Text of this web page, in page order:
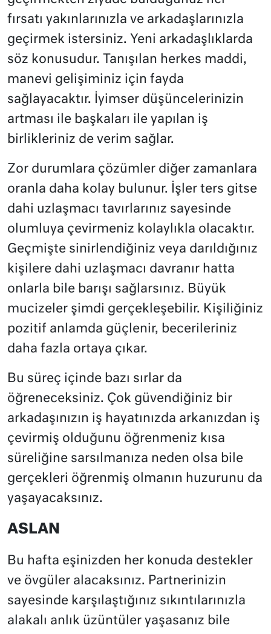
fırsatı yakınlarınızla ve arkadaşlarınızla
geçirmek istersiniz. Yeni arkadaşlıklarda
söz konusudur. Tanışılan herkes maddi,
manevi gelişiminiz için fayda
sağlayacaktır. İyimser düşüncelerinizin
artması ile başkaları ile yapılan iş
birlikleriniz de verim sağlar.
Zor durumlara çözümler diğer zamanlara
oranla daha kolay bulunur. İşler ters gitse
dahi uzlaşmacı tavırlarınız sayesinde
olumluya çevirmeniz kolaylıkla olacaktır.
Geçmişte sinirlendiğiniz veya darıldığınız
kişilere dahi uzlaşmacı davranır hatta
onlarla bile barışı sağlarsınız. Büyük
mucizeler şimdi gerçekleşebilir. Kişiliğiniz
pozitif anlamda güçlenir, becerileriniz
daha fazla ortaya çıkar.
Bu süreç içinde bazı sırlar da
öğreneceksiniz. Çok güvendiğiniz bir
arkadaşınızın iş hayatınızda arkanızdan iş
çevirmiş olduğunu öğrenmeniz kısa
süreliğine sarsılmanıza neden olsa bile
gerçekleri öğrenmiş olmanın huzurunu da
yaşayacaksınız.
ASLAN
Bu hafta eşinizden her konuda destekler
ve övgüler alacaksınız. Partnerinizin
sayesinde karşılaştığınız sıkıntılarınızla
alakalı anlık üzüntüler yaşasanız bile